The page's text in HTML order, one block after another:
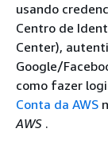
usando
Centro de
Center),
Google/
como fazer
Conta da AWS
AWS .